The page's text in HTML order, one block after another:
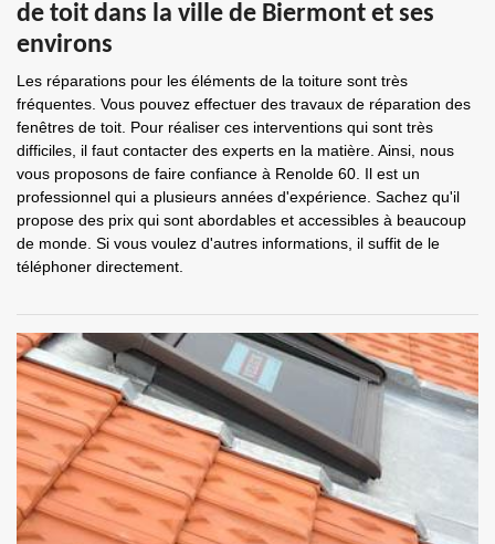
de toit dans la ville de Biermont et ses
environs
Les réparations pour les éléments de la toiture sont très
fréquentes. Vous pouvez effectuer des travaux de réparation des
fenêtres de toit. Pour réaliser ces interventions qui sont très
difficiles, il faut contacter des experts en la matière. Ainsi, nous
vous proposons de faire confiance à Renolde 60. Il est un
professionnel qui a plusieurs années d'expérience. Sachez qu'il
propose des prix qui sont abordables et accessibles à beaucoup
de monde. Si vous voulez d'autres informations, il suffit de le
téléphoner directement.